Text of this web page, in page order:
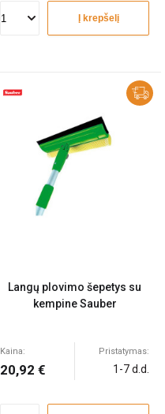
Į krepšelį
Langų plovimo šepetys su
kempine Sauber
Kaina:
20,92 €
Pristatymas:
1-7 d.d.